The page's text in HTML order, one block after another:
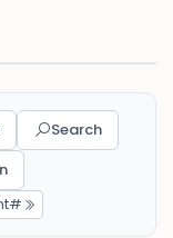
Search